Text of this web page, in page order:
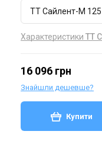
ТТ Сайлент-М
Характеристики ТТ
16 096 грн
Знайшли дешевше?
Купити